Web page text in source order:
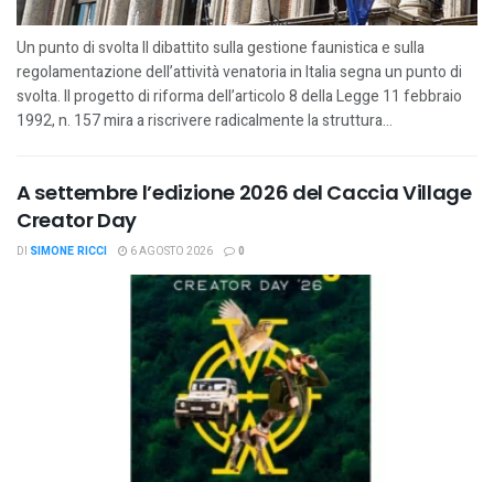
Un punto di svolta Il dibattito sulla gestione faunistica e sulla
regolamentazione dell’attività venatoria in Italia segna un punto di
svolta. Il progetto di riforma dell’articolo 8 della Legge 11 febbraio
1992, n. 157 mira a riscrivere radicalmente la struttura...
A settembre l’edizione 2026 del Caccia Village
Creator Day
DI SIMONE RICCI 6 AGOSTO 2026 0